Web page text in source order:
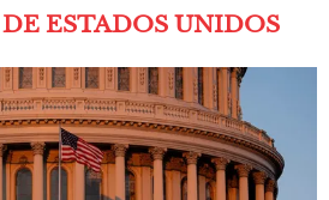
ESTADOS UNIDOS